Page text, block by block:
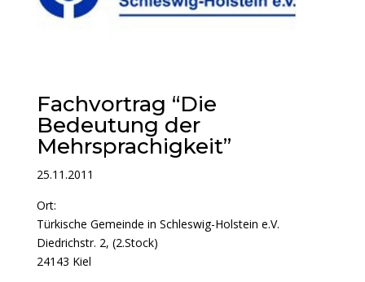
Fachvortrag “Die
Bedeutung der
Mehrsprachigkeit”
25.11.2011
Ort:
Türkische Gemeinde in Schleswig-Holstein e.V.
Diedrichstr. 2, (2.Stock)
24143 Kiel